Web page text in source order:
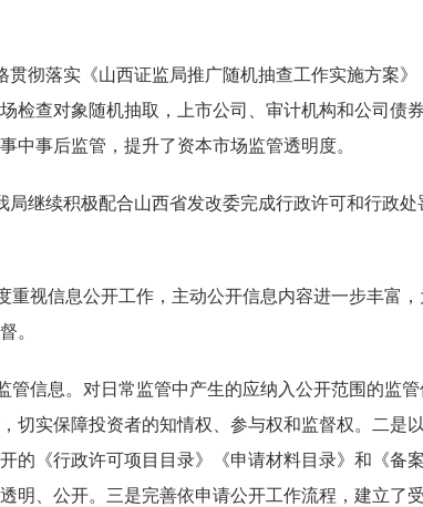
贯彻落实《山西证监局推广随机抽查工作实施方案》
检查对象随机抽取，上市公司、审计机构和公司债
中事后监管，提升了资本市场监管透明度。
局继续积极配合山西省发改委完成行政许可和行政处
重视信息公开工作，主动公开信息内容进一步丰富
。
管信息。对日常监管中产生的应纳入公开范围的监
切实保障投资者的知情权、参与权和监督权。二是
的《行政许可项目目录》《申请材料目录》和《备
明、公开。三是完善依申请公开工作流程，建立了